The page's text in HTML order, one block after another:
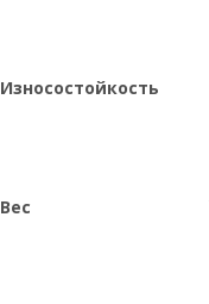
Износостойкость
Вес